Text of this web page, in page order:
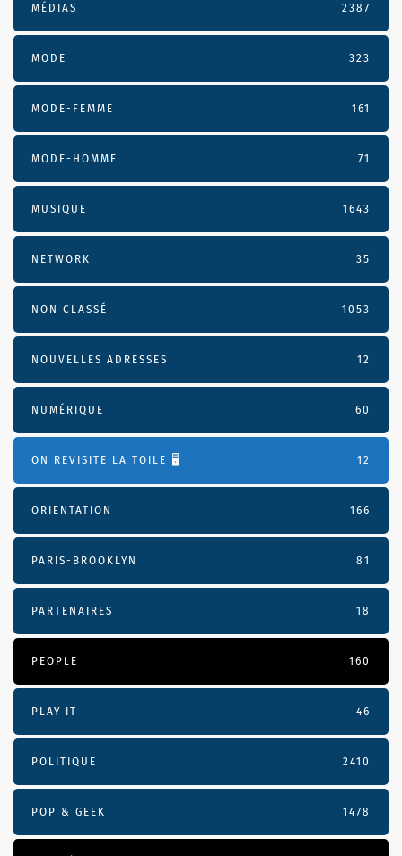
MÉDIAS 2387
MODE 323
MODE-FEMME 161
MODE-HOMME 71
MUSIQUE 1643
NETWORK 35
NON CLASSÉ 1053
NOUVELLES ADRESSES 12
NUMÉRIQUE 60
ON REVISITE LA TOILE 🖥️ 12
ORIENTATION 166
PARIS-BROOKLYN 81
PARTENAIRES 18
PEOPLE 160
PLAY IT 46
POLITIQUE 2410
POP & GEEK 1478